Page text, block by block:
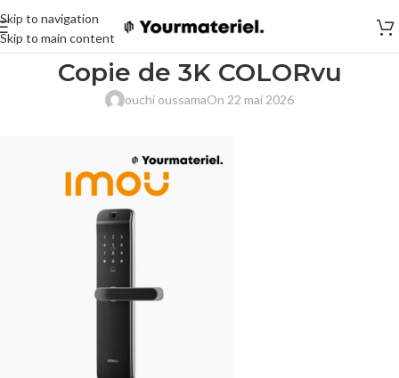
Skip to navigation
Skip to main content
Copie de 3K COLORvu
ouchi oussamaOn 22 mai 2026